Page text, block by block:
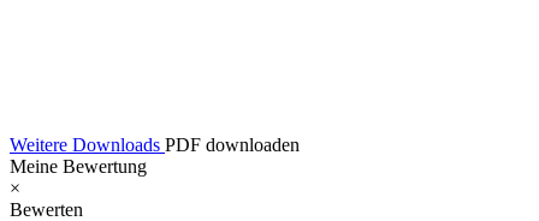
Weitere Downloads PDF downloaden
Meine Bewertung
×
Bewerten